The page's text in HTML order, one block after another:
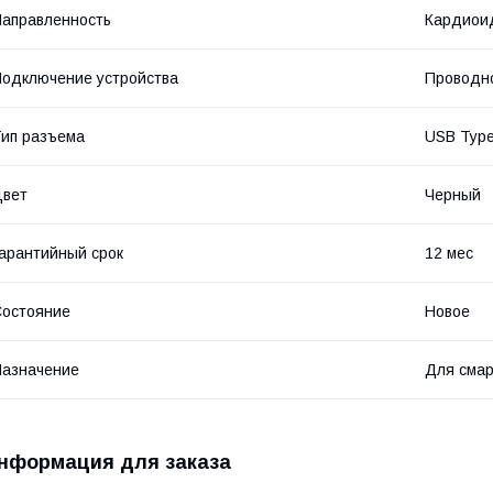
устройства
разъема USB
Черный
срок 12 мес
Новое
Для
для заказа